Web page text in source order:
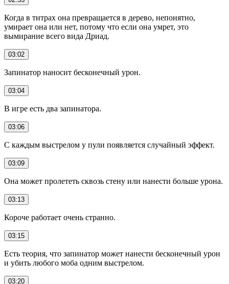
Когда в титрах она превращается в дерево, непонятно,
умирает она или нет, потому что если она умрет, это
вымирание всего вида Дриад.
03:02
Запинатор наносит бесконечный урон.
03:04
В игре есть два запинатора.
03:06
С каждым выстрелом у пули появляется случайный эффект.
03:09
Она может пролететь сквозь стену или нанести больше урона.
03:13
Короче работает очень странно.
03:15
Есть теория, что запинатор может нанести бесконечный урон
и убить любого моба одним выстрелом.
03:20